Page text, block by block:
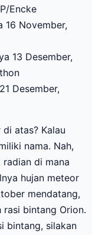
Encke
16 November,
13 Desember,
Desember,
atas? Kalau
nama. Nah,
di mana
hujan meteor
mendatang,
bintang Orion.
bintang, silakan